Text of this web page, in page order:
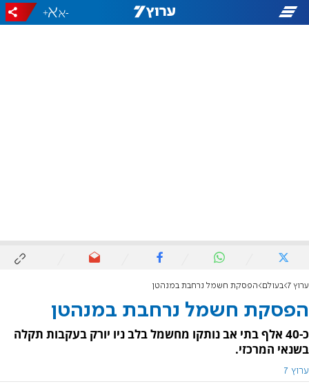
-
+
ערוץ 7 בעולם הפסקת חשמל נרחבת במנהטן
הפסקת חשמל נרחבת במנהטן
כ-40 אלף בתי אב נותקו מחשמל בלב ניו יורק בעקבות תקלה
בשנאי המרכזי.
ערוץ 7